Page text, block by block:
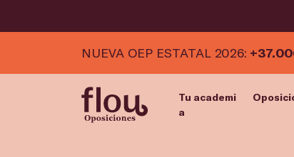
NUEVA OEP ESTATAL 2026:
Tu academi
a